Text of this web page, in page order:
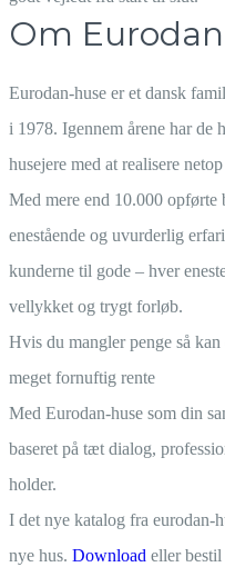
Om
Eurodan-huse er et dansk
i 1978. Igennem årene har de
husejere med at realisere
Med mere end 10.000 opførte
enestående og uvurderlig
kunderne til gode – hver
vellykket og trygt forløb.
Hvis du mangler penge så kan
meget fornuftig rente
Med Eurodan-huse som din
baseret på tæt dialog,
holder.
I det nye katalog fra eurodan-
nye hus. Download eller